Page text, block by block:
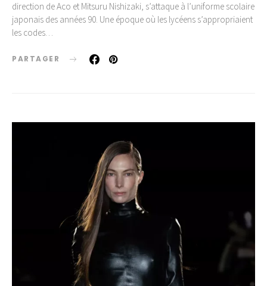
direction de Aco et Mitsuru Nishizaki, s’attaque à l’uniforme scolaire
japonais des années 90. Une époque où les lycéens s’appropriaient
les codes…
PARTAGER